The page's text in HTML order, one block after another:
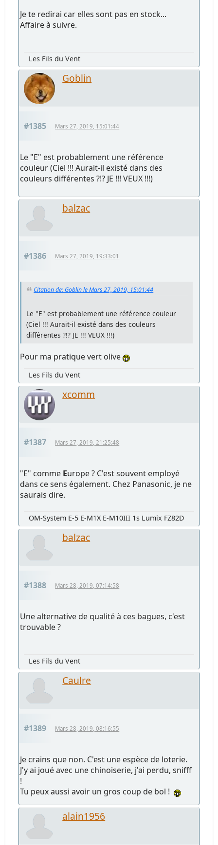
Je te redirai car elles sont pas en stock...
Affaire à suivre.
Les Fils du Vent
Goblin
#1385 Mars 27, 2019, 15:01:44
Le "E" est probablement une référence
couleur (Ciel !!! Aurait-il existé dans des
couleurs différentes ?!? JE !!! VEUX !!!)
balzac
#1386 Mars 27, 2019, 19:33:01
Citation de: Goblin le Mars 27, 2019, 15:01:44
Le "E" est probablement une référence couleur
(Ciel !!! Aurait-il existé dans des couleurs
différentes ?!? JE !!! VEUX !!!)
Pour ma pratique vert olive
Les Fils du Vent
xcomm
#1387 Mars 27, 2019, 21:25:48
"E" comme Europe ? C'est souvent employé
dans ce sens également. Chez Panasonic, je ne
saurais dire.
OM-System E-5 E-M1X E-M10III 1s Lumix FZ82D
balzac
#1388 Mars 28, 2019, 07:14:58
Une alternative de qualité à ces bagues, c'est
trouvable ?
Les Fils du Vent
Caulre
#1389 Mars 28, 2019, 08:16:55
Je crains que non. C'est une espèce de loterie.
J'y ai joué avec une chinoiserie, j'ai perdu, snifff
!
Tu peux aussi avoir un gros coup de bol !
alain1956